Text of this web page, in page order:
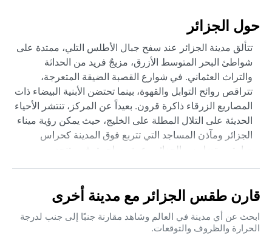
حول الجزائر
تتألق مدينة الجزائر عند سفح جبال الأطلس التلي، ممتدة على
شواطئ البحر المتوسط الأزرق، مزيجٌ فريد من الحداثة
والتراث العثماني. في شوارع القصبة الضيقة المتعرجة،
تتراقص روائح التوابل والقهوة، بينما تحتضن الأبنية البيضاء ذات
المصاريع الزرقاء ذاكرة قرون. بعيداً عن المركز، تنتشر الأحياء
الحديثة على التلال المطلة على الخليج، حيث يمكن رؤية ميناء
الجزائر ومآذن المساجد التي تتربع فوق المدينة كحراس
صامتين. تضاريس الجزائر وعرة وساحرة، فهي تنحدر من
تتمتع الجزائر بمناخ متوسطي حار صيفاً وفق تصنيف كوبن
Csa، حيث يسيطر صيف طويل وجاف وحارق، تتراوح درجات
الحرارة فيه بين ٢٥ و٣٥ درجة مئوية، مع رطوبة عالية قادمة
قارن طقس الجزائر مع مدينة أخرى
ابحث عن أي مدينة في العالم وشاهد مقارنة جنبًا إلى جنب لدرجة
الحرارة والظروف والتوقعات.